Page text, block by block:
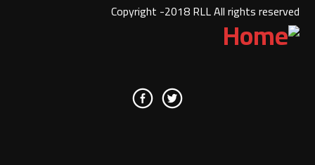
Copyright -2018 RLL All rights reserved